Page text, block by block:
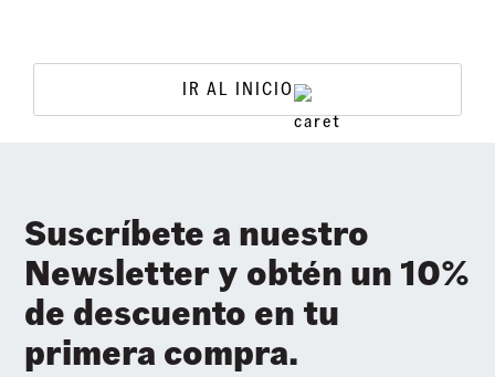
IR AL INICIO
Suscríbete a nuestro
Newsletter y obtén un 10%
de descuento en tu
primera compra.